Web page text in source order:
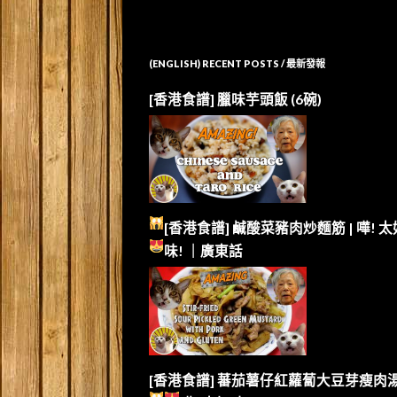
(ENGLISH) RECENT POSTS / 最新發報
[香港食譜] 臘味芋頭飯 (6碗)
[香港食譜] 鹹酸菜豬肉炒麵筋 | 嘩! 太
味!
｜廣東話
[香港食譜] 蕃茄薯仔紅蘿蔔大豆芽瘦肉